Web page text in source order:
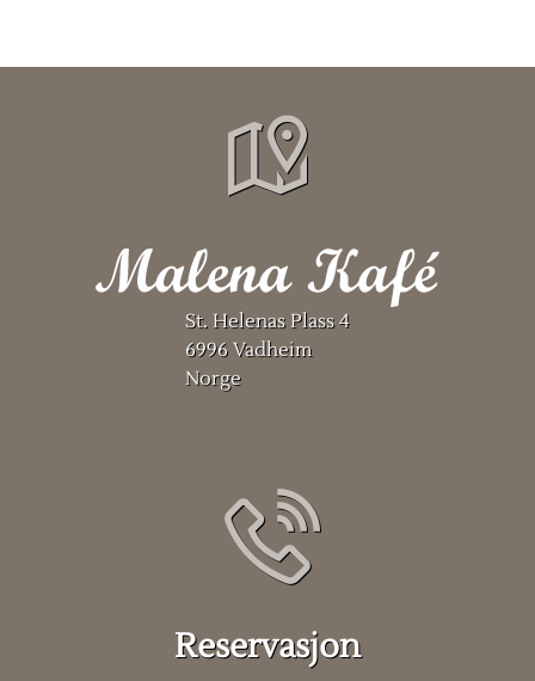
St. Helenas Plass 4
6996 Vadheim
Norge
Reservasjon